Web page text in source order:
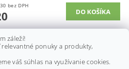
€16,30 bez DPH
SANIA POLARIS RZR 11-
RANGER 800 11-17, 5413766
záleží!
ponuky a produkty,
váš súhlas na využívanie cookies.